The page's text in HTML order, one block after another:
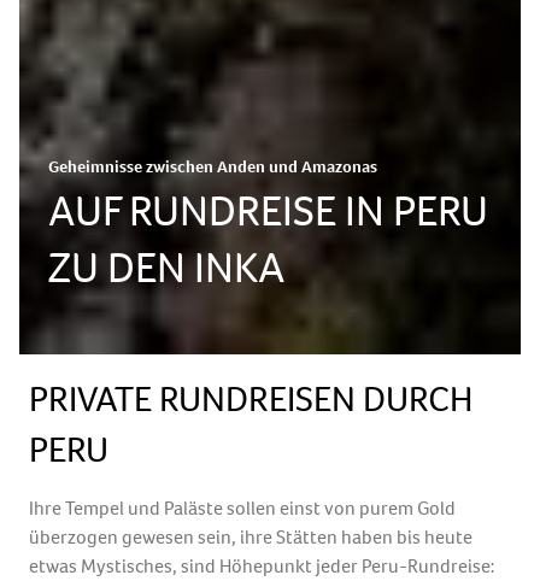
Geheimnisse zwischen Anden und Amazonas
AUF RUNDREISE IN PERU
ZU DEN INKA
PRIVATE RUNDREISEN DURCH
PERU
Ihre Tempel und Paläste sollen einst von purem Gold
überzogen gewesen sein, ihre Stätten haben bis heute
etwas Mystisches, sind Höhepunkt jeder Peru-Rundreise: